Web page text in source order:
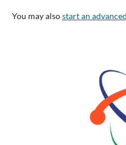
You may alsostart an